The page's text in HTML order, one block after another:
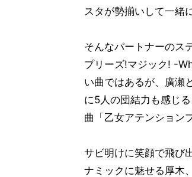
スタが勢揃いして一緒
そんなパートナーのス
プリーズ!マジック! -
い曲ではあるが、廣瀬
に5人の団結力も感じ
曲「乙女アテンション
サビ明けに笑顔で飛び
ナミックに魅せる厚木